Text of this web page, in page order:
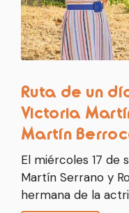
Ruta de un
Victoria
Martín
El miércoles 17 de
Martín Serrano y
hermana de la